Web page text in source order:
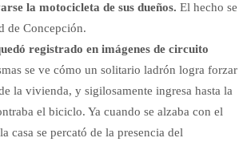
la motocicleta de sus dueños.El hecho se
de Concepción.
registrado en imágenes de circuito
se ve cómo un solitario ladrón logra forzar
la vivienda, y sigilosamente ingresa hasta la
el biciclo. Ya cuando se alzaba con el
casa se percató de la presencia del